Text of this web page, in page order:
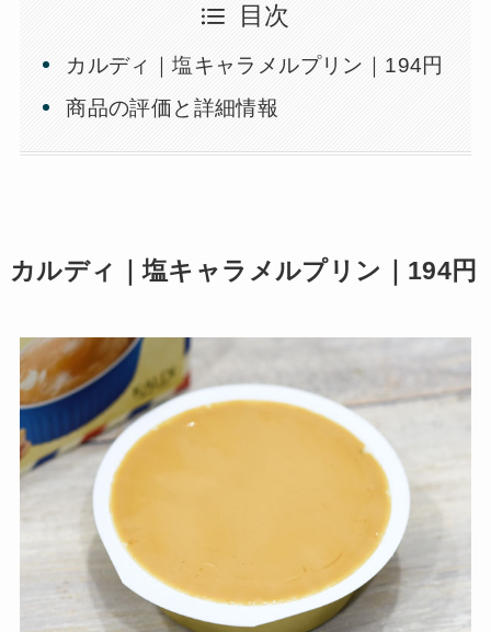
目次
カルディ｜塩キャラメルプリン｜194円
商品の評価と詳細情報
カルディ｜塩キャラメルプリン｜194円